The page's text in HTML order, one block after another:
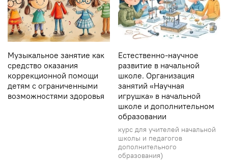
Музыкальное занятие как
средство оказания
коррекционной помощи
детям с ограниченными
возможностями здоровья
Естественно-научное
развитие в начальной
школе. Организация
занятий «Научная
игрушка» в начальной
школе и дополнительном
образовании
курс для учителей начальной
школы и педагогов
дополнительного
образования)